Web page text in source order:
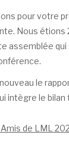
pour votre
Nous étions
assemblée qui
le
intègre le bilan
de LML